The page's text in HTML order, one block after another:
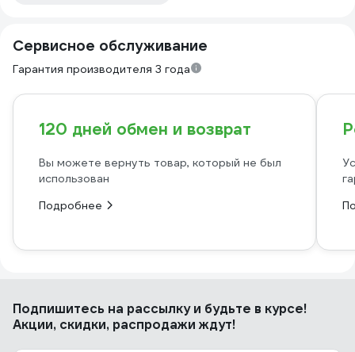
Сервисное обслуживание
Гарантия производителя 3 года
120 дней обмен и возврат
Вы можете вернуть товар, который не был
использован
Подробнее
Подпишитесь на рассылкуи будьте в курсе!
Акции, скидки, распродажи ждут!